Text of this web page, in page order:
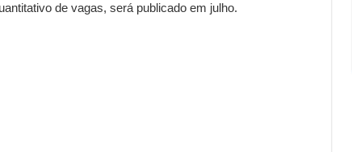
de vagas, será publicado em julho.